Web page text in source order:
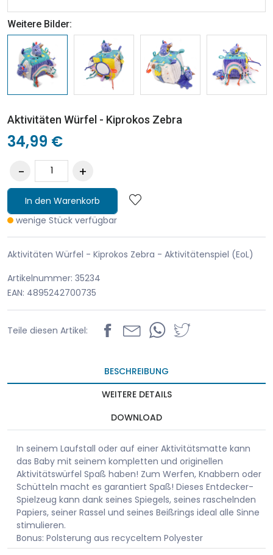
Weitere Bilder:
Aktivitäten Würfel - Kiprokos Zebra
34,99 €
In den Warenkorb
wenige Stück verfügbar
Aktivitäten Würfel - Kiprokos Zebra - Aktivitätenspiel (EoL)
Artikelnummer: 35234
EAN: 4895242700735
Teile diesen Artikel:
BESCHREIBUNG
WEITERE DETAILS
DOWNLOAD
In seinem Laufstall oder auf einer Aktivitätsmatte kann
das Baby mit seinem kompletten und originellen
Aktivitätswürfel Spaß haben! Zum Werfen, Knabbern oder
Schütteln macht es garantiert Spaß! Dieses Entdecker-
Spielzeug kann dank seines Spiegels, seines raschelnden
Papiers, seiner Rassel und seines Beißrings ideal alle Sinne
stimulieren.
Bonus: Polsterung aus recyceltem Polyester